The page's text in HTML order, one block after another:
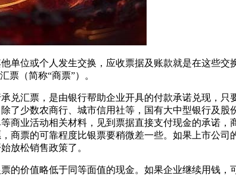
单位或个人发生交换，应收票据及账款就是在这些
票（简称“商票”）。
兑汇票，是由银行帮助企业开具的付款承诺兑现，
了少数农商行、城市信用社等，国有大中型银行及
商业活动相关材料，见到票据直接支付现金的承诺
商票的可靠程度比银票要稍微差一些。如果上市公
放松销售政策了。
的价值略低于同等面值的现金。如果企业继续用钱